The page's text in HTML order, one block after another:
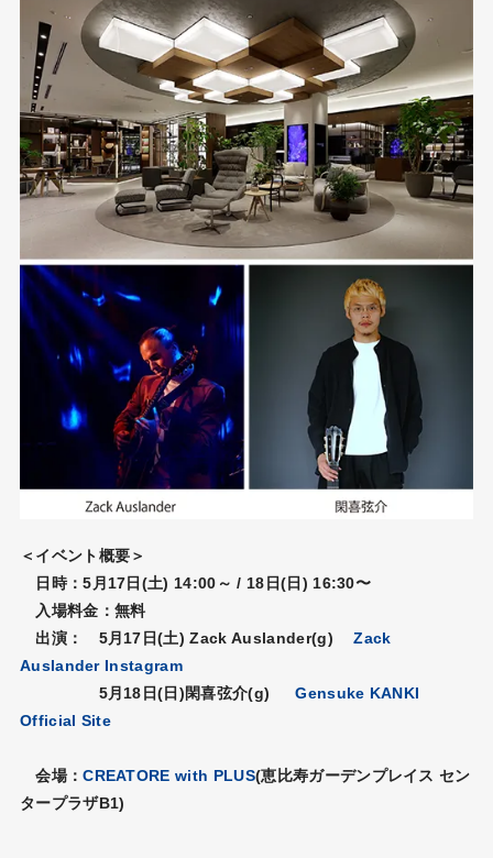
＜イベント概要＞
日時：5月17日(土) 14:00～ / 18日(日) 16:30〜
入場料金：無料
出演： 5月17日(土) Zack Auslander(g)
Zack
Auslander Instagram
5月18日(日)閑喜弦介(g)
Gensuke KANKI
Official Site
会場：CREATORE with PLUS(恵比寿ガーデンプレイス セン
タープラザB1)